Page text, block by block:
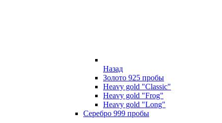
Назад
Золото 925 пробы
Heavy gold "Classic"
Heavy gold "Frog"
Heavy gold "Long"
Серебро 999 пробы